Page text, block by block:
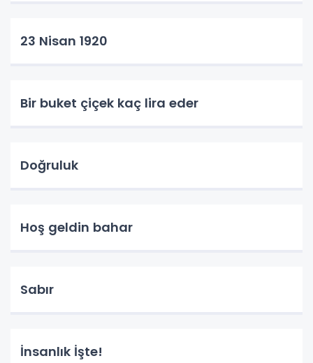
23 Nisan 1920
Bir buket çiçek kaç lira eder
Doğruluk
Hoş geldin bahar
Sabır
İnsanlık İşte!